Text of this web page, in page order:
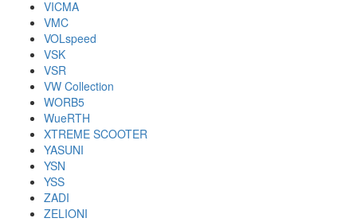
VICMA
VMC
VOLspeed
VSK
VSR
VW Collection
WORB5
WueRTH
XTREME SCOOTER
YASUNI
YSN
YSS
ZADI
ZELIONI